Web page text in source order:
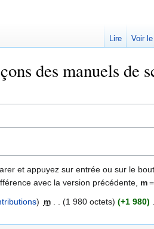
des manuels de
et appuyez sur entrée ou sur le
avec la version précédente, m
m 1 980 octets +1 980
Lire Voir